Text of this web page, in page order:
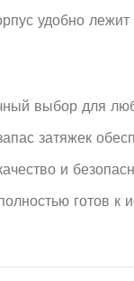
удобно лежит
выбор для
затяжек
и
готов к